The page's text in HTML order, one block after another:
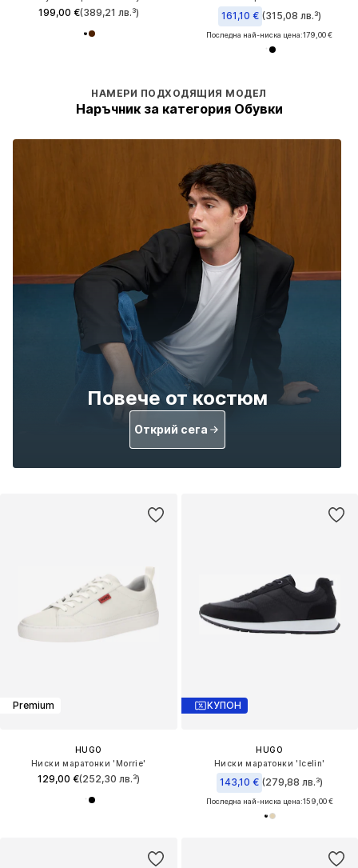
199,00 €(389,21 лв.³) 161,10 € (315,08 лв.³)
Последна най-ниска цена:179,00 €
Premium
HUGO
Ниски маратонки 'Morrie'
129,00 €(252,30 лв.³)
КУПОН
HUGO
Ниски маратонки 'Icelin'
143,10 € (279,88 лв.³)
Последна най-ниска цена:159,00 €
НАМЕРИ ПОДХОДЯЩИЯ МОДЕЛ
Наръчник за категория Обувки
Повече от костюм
Открий сега